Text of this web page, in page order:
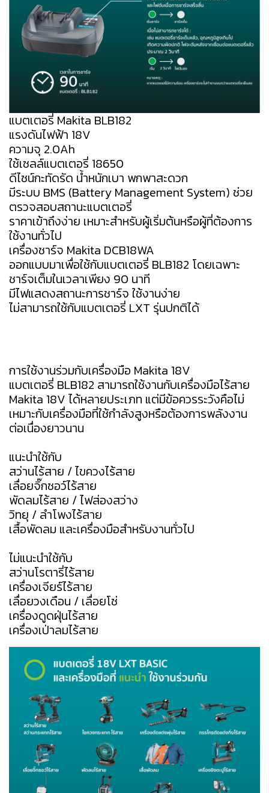
แบตเตอรี่ Makita BLB182
แรงดันไฟฟ้า 18V
ความจุ 2.0Ah
ใช้เซลล์แบตเตอรี่ 18650
ดีไซน์กะทัดรัด น้ำหนักเบา พกพาสะดวก
มีระบบ BMS (Battery Management System) ช่วย
ตรวจสอบสถานะแบตเตอรี่
ราคาเข้าถึงง่าย เหมาะสำหรับผู้เริ่มต้นหรือผู้ที่ต้องการ
ใช้งานทั่วไป
เครื่องชาร์จ Makita DCB18WA
ออกแบบมาเพื่อใช้กับแบตเตอรี่ BLB182 โดยเฉพาะ
ชาร์จเต็มในเวลาเพียง 90 นาที
มีไฟแสดงสถานะการชาร์จ ใช้งานง่าย
ไม่สามารถใช้กับแบตเตอรี่ LXT รุ่นปกติได้
การใช้งานร่วมกับเครื่องมือ Makita 18V
แบตเตอรี่ BLB182 สามารถใช้งานกับเครื่องมือไร้สาย
Makita 18V ได้หลายประเภท แต่มีข้อควรระวังคือไม่
เหมาะกับเครื่องมือที่ใช้กำลังสูงหรือต้องการพลังงาน
ต่อเนื่องยาวนาน
แนะนำใช้กับ
สว่านไร้สาย / ไขควงไร้สาย
เลื่อยจิ๊กซอว์ไร้สาย
พัดลมไร้สาย / ไฟส่องสว่าง
วิทยุ / ลำโพงไร้สาย
เสื้อพัดลม และเครื่องมือสำหรับงานทั่วไป
ไม่แนะนำใช้กับ
สว่านโรตารี่ไร้สาย
เครื่องเจียร์ไร้สาย
เลื่อยวงเดือน / เลื่อยโซ่
เครื่องดูดฝุ่นไร้สาย
เครื่องเป่าลมไร้สาย